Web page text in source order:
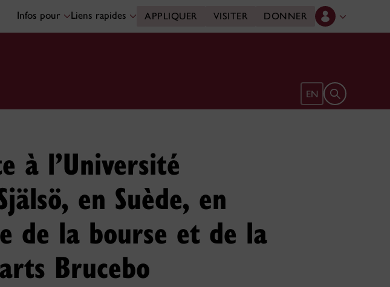
Infos pour Liens rapides APPLIQUER VISITER DONNER
EN Ouvrir le
à l’Université
en Suède, en
de la bourse et de la
Brucebo